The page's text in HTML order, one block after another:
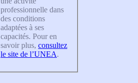
professionnelle dans
des conditions
adaptées à ses
capacités. Pour en
savoir plus, consultez
le site de l’UNEA.